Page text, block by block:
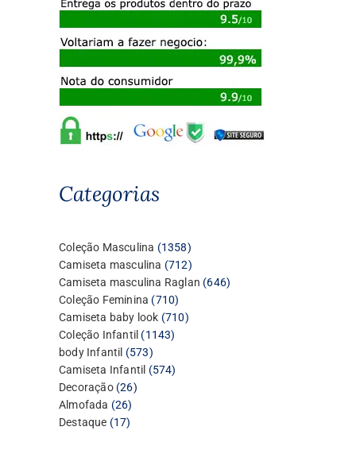
Categorias
Coleção Masculina 13581358
produtos
Camiseta masculina 712712
produtos
Camiseta masculina Raglan 646646
Coleção Feminina 710710
produtos
Camiseta baby look 710710
Coleção Infantil 11431143
body Infantil 573573
produtos
Camiseta Infantil 574574
Decoração 2626
Almofada 2626
produtos
Destaque 1717